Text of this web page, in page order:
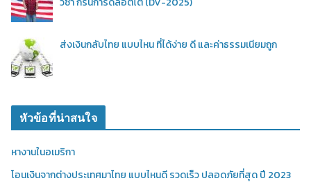
ส่งเงินกลับไทย แบบไหน ที่ได้ง่าย ดี และค่าธรรมเนียมถูก
หัวข้อที่น่าสนใจ
หางานในอเมริกา
โอนเงินจากต่างประเทศมาไทย แบบไหนดี รวดเร็ว ปลอดภัยที่สุด ปี 2023